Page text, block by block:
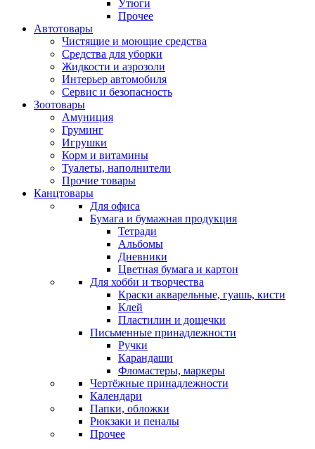
Утюги
Прочее
Автотовары
Чистящие и моющие средства
Средства для уборки
Жидкости и аэрозоли
Интерьер автомобиля
Сервис и безопасность
Зоотовары
Амуниция
Груминг
Игрушки
Корм и витамины
Туалеты, наполнители
Прочие товары
Канцтовары
Для офиса
Бумага и бумажная продукция
Тетради
Альбомы
Дневники
Цветная бумага и картон
Для хобби и творчества
Краски акварельные, гуашь, кисти
Клей
Пластилин и дощечки
Письменные принадлежности
Ручки
Карандаши
Фломастеры, маркеры
Чертёжные принадлежности
Календари
Папки, обложки
Рюкзаки и пеналы
Прочее